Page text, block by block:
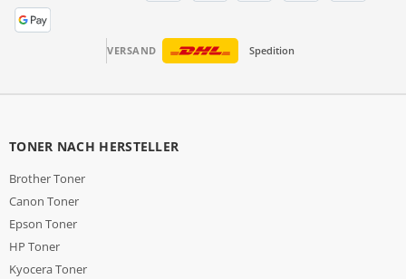
VERSAND Spedition
TONER NACH HERSTELLER
Brother Toner
Canon Toner
Epson Toner
HP Toner
Kyocera Toner